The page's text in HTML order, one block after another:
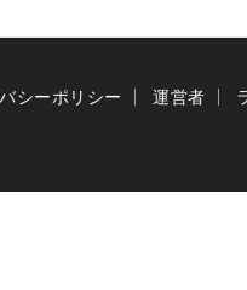
シーポリシー 運営者